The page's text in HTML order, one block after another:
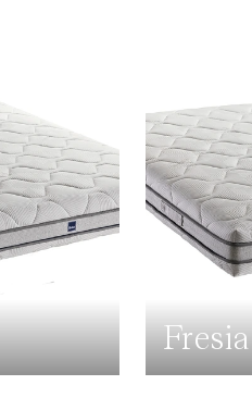
Fresia